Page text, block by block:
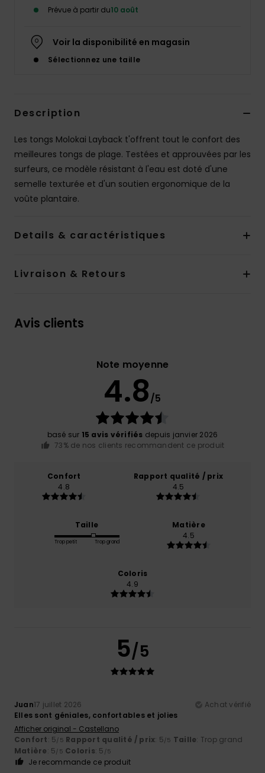
Prévue à partir du10 août
Voir la disponibilité en magasin
Sélectionnez une taille
Description
Les tongs Molokai Layback t'offrent tout le confort des
meilleures tongs de plage. Testées et approuvées par les
surfeurs, ce modèle résistant à l'eau est doté d'une
semelle texturée et d'un soutien ergonomique de la
voûte plantaire.
Details & caractéristiques
Livraison & Retours
Avis clients
Note moyenne
4.8/5
basé sur 15 avis vérifiés depuis janvier 2026
73% de nos clients recommandent ce produit
Confort
4.8
Rapport qualité / prix
4.5
Taille
Trop petit Trop grand
Matière
4.5
Coloris
4.9
5/5
Juan17 juillet 2026
Achat vérifié
Elles sont géniales, confortables et jolies
Afficher original - Castellano
Confort: 5/5 Rapport qualité / prix: 5/5 Taille: Trop grand
Matière: 5/5 Coloris: 5 /5
Je recommande ce produit